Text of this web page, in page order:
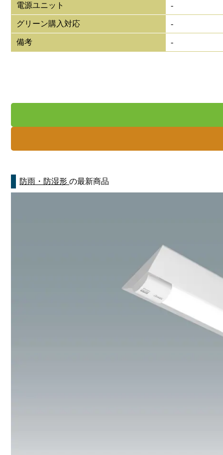
電源ユニット -
グリーン購入対応 -
備考 -
防雨・防湿形の最新商品